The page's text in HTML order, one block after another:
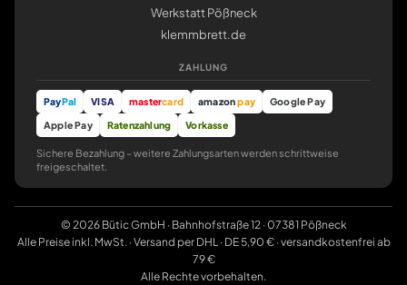
Werkstatt Pößneck
klemmbrett.de
ZAHLUNG
PayPal VISA mastercard amazonpay
Google Pay
Apple Pay
Ratenzahlung Vorkasse
Sichere Bezahlung – weitere Zahlungsarten werden schrittweise
freigeschaltet.
© 2026 Bütic GmbH · Bahnhofstraße 12 · 07381 Pößneck
Alle Preise inkl. MwSt. · Versand per DHL · DE 5,90 € · versandkostenfrei ab
79 €
Alle Rechte vorbehalten.